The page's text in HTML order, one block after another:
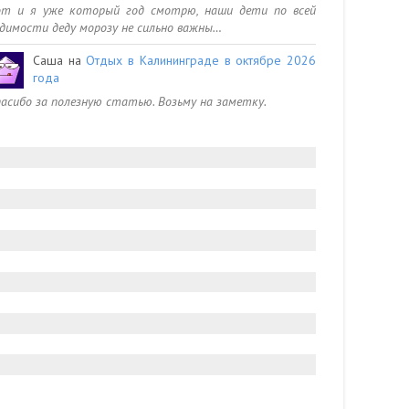
и я уже который год смотрю, наши дети по всей
деду морозу не сильно важны…
Саша наОтдых в Калининграде в октябре 2026
года
за полезную статью. Возьму на заметку.